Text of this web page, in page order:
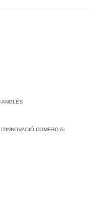
ANGLÈS
COMERCIAL